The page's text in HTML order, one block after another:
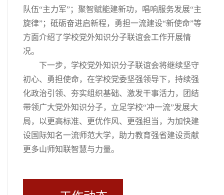
队伍“主力军”；聚智赋能建新功，唱响服务发展“主
旋律”；砥砺奋进启新程，勇担一流建设“新使命”等
方面介绍了学校党外知识分子联谊会工作开展情
况。
下一步，学校党外知识分子联谊会将继续坚守
初心、勇担使命，在学校党委坚强领导下，持续强
化政治引领、夯实组织基础、激发干事活力，团结
带领广大党外知识分子，立足学校“冲一流”发展大
局，以更高标准、更优作风、更强担当，为加快建
设国际知名一流师范大学，助力教育强省建设贡献
更多山师知联智慧与力量。